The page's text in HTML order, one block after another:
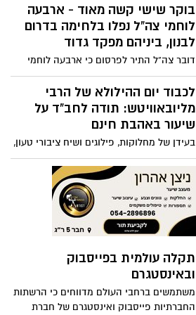
העוטף.
הודיעה כי בתום חקירה שניהלו חוקרי תחנת
לב תל אביב, הוגשה הצהרת תובע נגד החשוד
לקראת הגשת כתב אישום.
בוקר שישי קשה מאוד - ארבעה
לוחמי צה”ל נפלו בלחימה בדרום
לבנון, ביניהם מפקד גדוד
דובר צה”ל התיר לפרסום כי ארבעה לוחמי
צה”ל נפלו במהלך פעילות מבצעית בדרום
לבנון. בין הנופלים הותר לפרסום שמו של
סא”ל דור גדליה בן שמחון, בן 32 מקיבוץ בית
השיטה
לכבוד יום ההילולא של הרבי
מליובאוויטש: תודה לחב"ד על
שיעור באהבת חינם
בעידן של מחלוקות, פילוגים ושיח ציבורי טעון,
יש תנועה אחת שמצליחה כבר עשרות שנים
להזכיר לכולנו אמת פשוטה: לפני כל ויכוח
פוליטי, דתי או אידיאולוגי - יש אדם. לפני כל
מחלוקת - יש יהודי. לפני לימוד ודקדוק
בפרשנויות של בני אנש לתורה - יש לקיים
את הבסיס שלה - ואהבת לרעך כמוך. לפני
חדשים - יש מצווה גדולה מכל אלו - אהבת
חינם. אם עם ישראל היה מתנהג ברוח
חסידות חב"ד, לא היה צריך לחכות למשיח –
כי אלו היו כבר ימות המשיח.
תקלה עולמית בפייסבוק
ובאינסטגרם
משתמשים ברחבי העולם מדווחים כי הרשתות
החברתיות פייסבוק ואינסטגרם של חברת